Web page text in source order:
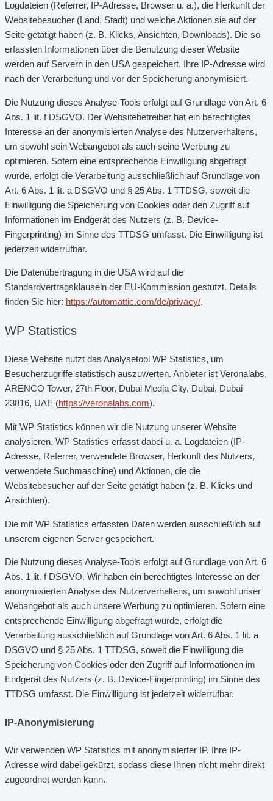
Logdateien (Referrer, IP-Adresse, Browser u. a.), die Herkunft der
Websitebesucher (Land, Stadt) und welche Aktionen sie auf der
Seite getätigt haben (z. B. Klicks, Ansichten, Downloads). Die so
erfassten Informationen über die Benutzung dieser Website
werden auf Servern in den USA gespeichert. Ihre IP-Adresse wird
nach der Verarbeitung und vor der Speicherung anonymisiert.
Die Nutzung dieses Analyse-Tools erfolgt auf Grundlage von Art. 6
Abs. 1 lit. f DSGVO. Der Websitebetreiber hat ein berechtigtes
Interesse an der anonymisierten Analyse des Nutzerverhaltens,
um sowohl sein Webangebot als auch seine Werbung zu
optimieren. Sofern eine entsprechende Einwilligung abgefragt
wurde, erfolgt die Verarbeitung ausschließlich auf Grundlage von
Art. 6 Abs. 1 lit. a DSGVO und § 25 Abs. 1 TTDSG, soweit die
Einwilligung die Speicherung von Cookies oder den Zugriff auf
Informationen im Endgerät des Nutzers (z. B. Device-
Fingerprinting) im Sinne des TTDSG umfasst. Die Einwilligung ist
jederzeit widerrufbar.
Die Datenübertragung in die USA wird auf die
Standardvertragsklauseln der EU-Kommission gestützt. Details
finden Sie hier: https://automattic.com/de/privacy/.
WP Statistics
Diese Website nutzt das Analysetool WP Statistics, um
Besucherzugriffe statistisch auszuwerten. Anbieter ist Veronalabs,
ARENCO Tower, 27th Floor, Dubai Media City, Dubai, Dubai
23816, UAE (https://veronalabs.com).
Mit WP Statistics können wir die Nutzung unserer Website
analysieren. WP Statistics erfasst dabei u. a. Logdateien (IP-
Adresse, Referrer, verwendete Browser, Herkunft des Nutzers,
verwendete Suchmaschine) und Aktionen, die die
Websitebesucher auf der Seite getätigt haben (z. B. Klicks und
Ansichten).
Die mit WP Statistics erfassten Daten werden ausschließlich auf
unserem eigenen Server gespeichert.
Die Nutzung dieses Analyse-Tools erfolgt auf Grundlage von Art. 6
Abs. 1 lit. f DSGVO. Wir haben ein berechtigtes Interesse an der
anonymisierten Analyse des Nutzerverhaltens, um sowohl unser
Webangebot als auch unsere Werbung zu optimieren. Sofern eine
entsprechende Einwilligung abgefragt wurde, erfolgt die
Verarbeitung ausschließlich auf Grundlage von Art. 6 Abs. 1 lit. a
DSGVO und § 25 Abs. 1 TTDSG, soweit die Einwilligung die
Speicherung von Cookies oder den Zugriff auf Informationen im
Endgerät des Nutzers (z. B. Device-Fingerprinting) im Sinne des
TTDSG umfasst. Die Einwilligung ist jederzeit widerrufbar.
IP-Anonymisierung
Wir verwenden WP Statistics mit anonymisierter IP. Ihre IP-
Adresse wird dabei gekürzt, sodass diese Ihnen nicht mehr direkt
zugeordnet werden kann.